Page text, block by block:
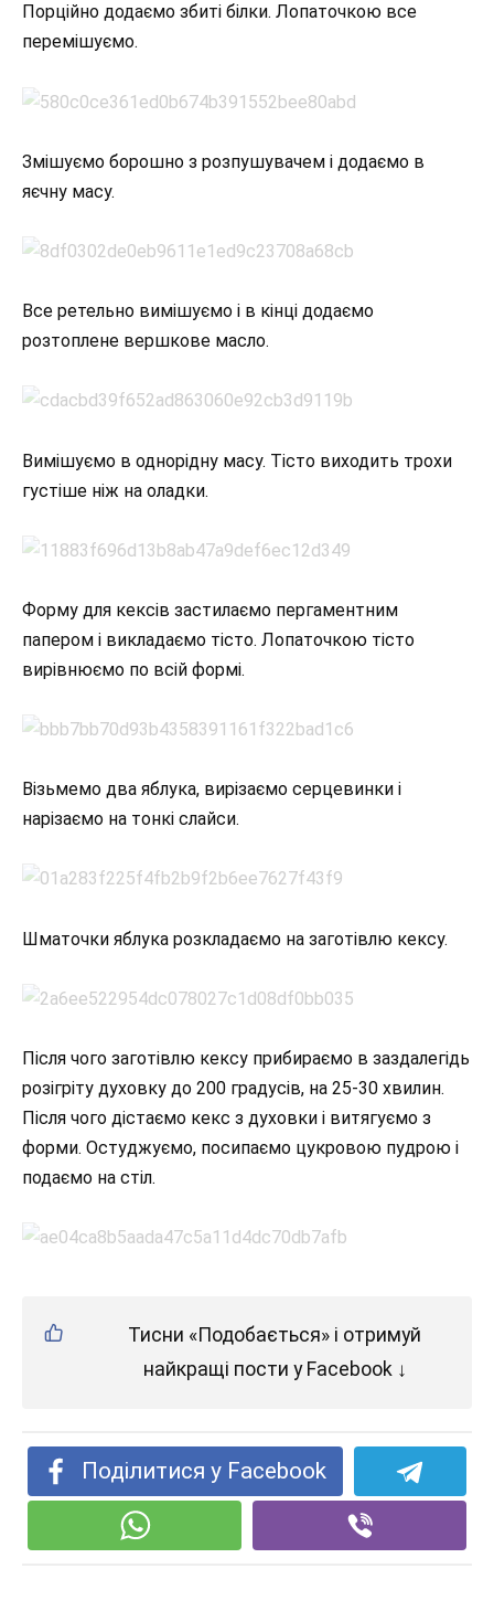
Порційно додаємо збиті білки. Лопаточкою все
перемішуємо.
Змішуємо борошно з розпушувачем і додаємо в
яєчну масу.
Все ретельно вимішуємо і в кінці додаємо
розтоплене вершкове масло.
Вимішуємо в однорідну масу. Тісто виходить трохи
густіше ніж на оладки.
Форму для кексів застилаємо пергаментним
папером і викладаємо тісто. Лопаточкою тісто
вирівнюємо по всій формі.
Візьмемо два яблука, вирізаємо серцевинки і
нарізаємо на тонкі слайси.
Шматочки яблука розкладаємо на заготівлю кексу.
Після чого заготівлю кексу прибираємо в заздалегідь
розігріту духовку до 200 градусів, на 25-30 хвилин.
Після чого дістаємо кекс з духовки і витягуємо з
форми. Остуджуємо, посипаємо цукровою пудрою і
подаємо на стіл.
Тисни «Подобається» і отримуй
найкращі пости у Facebook ↓
Поділитися у Facebook